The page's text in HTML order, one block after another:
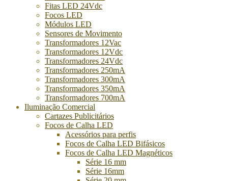
Fitas LED 24Vdc
Focos LED
Módulos LED
Sensores de Movimento
Transformadores 12Vac
Transformadores 12Vdc
Transformadores 24Vdc
Transformadores 250mA
Transformadores 300mA
Transformadores 350mA
Transformadores 700mA
Iluminação Comercial
Cartazes Publicitários
Focos de Calha LED
Acessórios para perfis
Focos de Calha LED Bifásicos
Focos de Calha LED Magnéticos
Série 16 mm
Série 16mm